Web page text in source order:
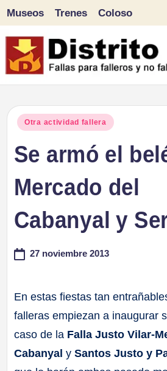
Saltar
al
Museos Trenes Coloso
Publicado
Otra actividad fallera
Se armó el
Mercado del
Cabanyal y
27 noviembre 2013
En estas fiestas tan
falleras empiezan a inaugurar
caso de la Falla Justo Vilar-
Cabanyal ySantos Justo y